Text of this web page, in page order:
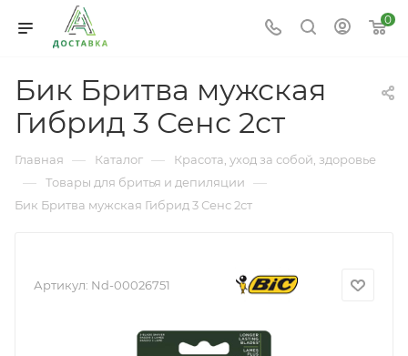
0
Бик Бритва мужская
Гибрид 3 Сенс 2ст
Главная — Каталог — Красота, уход за собой, здоровье
— Товары для бритья и депиляции —
Бик Бритва мужская Гибрид 3 Сенс 2ст
Артикул: Nd-00026751